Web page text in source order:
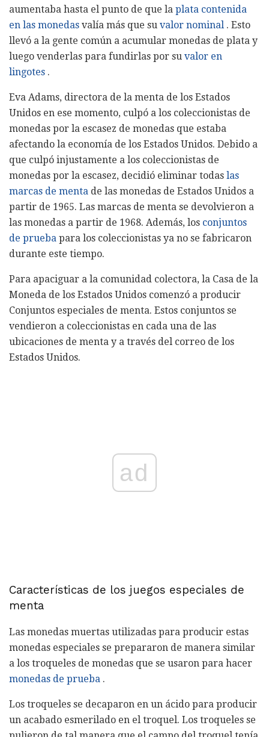
aumentaba hasta el punto de que la plata contenida
en las monedas valía más que su valor nominal . Esto
llevó a la gente común a acumular monedas de plata y
luego venderlas para fundirlas por su valor en
lingotes .
Eva Adams, directora de la menta de los Estados
Unidos en ese momento, culpó a los coleccionistas de
monedas por la escasez de monedas que estaba
afectando la economía de los Estados Unidos. Debido a
que culpó injustamente a los coleccionistas de
monedas por la escasez, decidió eliminar todas las
marcas de menta de las monedas de Estados Unidos a
partir de 1965. Las marcas de menta se devolvieron a
las monedas a partir de 1968. Además, los conjuntos
de prueba para los coleccionistas ya no se fabricaron
durante este tiempo.
Para apaciguar a la comunidad colectora, la Casa de la
Moneda de los Estados Unidos comenzó a producir
Conjuntos especiales de menta. Estos conjuntos se
vendieron a coleccionistas en cada una de las
ubicaciones de menta y a través del correo de los
Estados Unidos.
ad
Características de los juegos especiales de
menta
Las monedas muertas utilizadas para producir estas
monedas especiales se prepararon de manera similar
a los troqueles de monedas que se usaron para hacer
monedas de prueba .
Los troqueles se decaparon en un ácido para producir
un acabado esmerilado en el troquel. Los troqueles se